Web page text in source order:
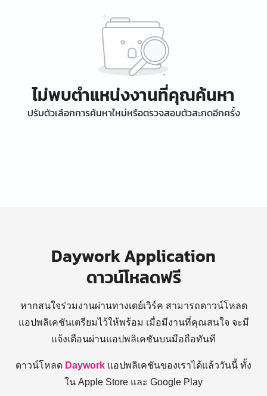
ไม่พบตำแหน่งงานที่คุณค้นหา
ปรับตัวเลือกการค้นหาใหม่หรือตรวจสอบตัวสะกดอีกครั้ง
Daywork Application
ดาวน์โหลดฟรี
หากสนใจร่วมงานผ่านทางเดย์เวิร์ค สามารถดาวน์โหลด
แอปพลิเคชันเตรียมไว้ให้พร้อม เมื่อมีงานที่คุณสนใจ จะมี
แจ้งเตือนผ่านแอปพลิเคชันบนมือถือทันที
ดาวน์โหลด Daywork แอปพลิเคชันของเราได้แล้ววันนี้ ทั้ง
ใน Apple Store และ Google Play